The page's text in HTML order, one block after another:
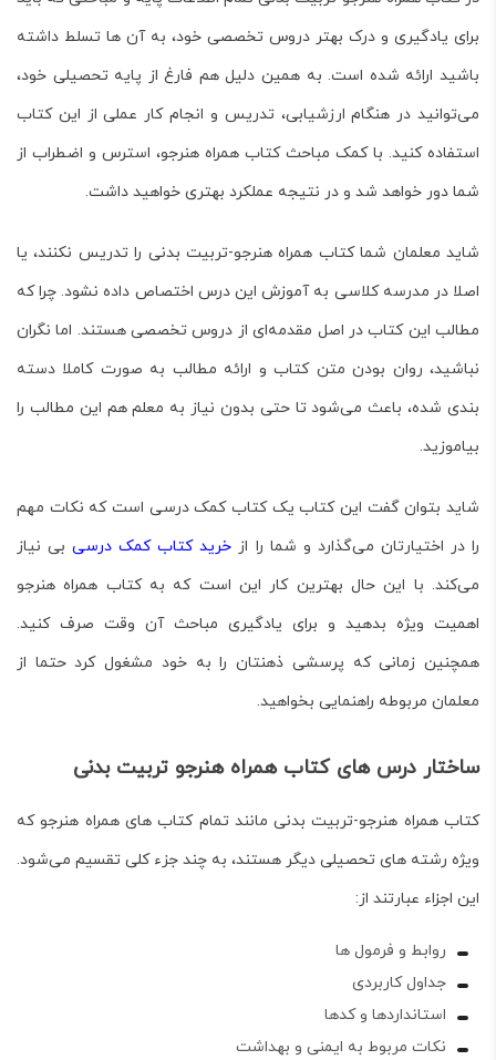
برای یادگیری و درک بهتر دروس تخصصی خود، به آن ها تسلط داشته
باشید ارائه شده است. به همین دلیل هم فارغ از پایه تحصیلی خود،
می‌توانید در هنگام ارزشیابی، تدریس و انجام کار عملی از این کتاب
استفاده کنید. با کمک مباحث کتاب همراه هنرجو، استرس و اضطراب از
شما دور خواهد شد و در نتیجه عملکرد بهتری خواهید داشت.
شاید معلمان شما کتاب همراه هنرجو-تربیت بدنی را تدریس نکنند، یا
اصلا در مدرسه کلاسی به آموزش این درس اختصاص داده نشود. چرا که
مطالب این کتاب در اصل مقدمه‌ای از دروس تخصصی هستند. اما نگران
نباشید، روان بودن متن کتاب و ارائه مطالب به صورت کاملا دسته
بندی شده، باعث می‌شود تا حتی بدون نیاز به معلم هم این مطالب را
بیاموزید.
شاید بتوان گفت این کتاب یککتاب کمک درسی است که نکات مهم
را در اختیارتان می‌گذارد و شما را از خرید کتاب کمک درسیبی نیاز
می‌کند. با این حال بهترین کار این است که به کتاب همراه هنرجو
اهمیت ویژه بدهید و برای یادگیری مباحث آن وقت صرف کنید.
همچنین زمانی که پرسشی ذهنتان را به خود مشغول کرد حتما از
معلمان مربوطه راهنمایی بخواهید.
ساختار درس های کتاب همراه هنرجو تربیت بدنی
کتابهمراه هنرجو-تربیت بدنیمانند تمام کتاب های همراه هنرجو که
ویژه رشته های تحصیلی دیگر هستند، به چند جزء کلی تقسیم می‌شود.
این اجزاء عبارتند از:
روابط و فرمول ها
جداول کاربردی
استانداردها و کدها
نکات مربوط به ایمنی و بهداشت